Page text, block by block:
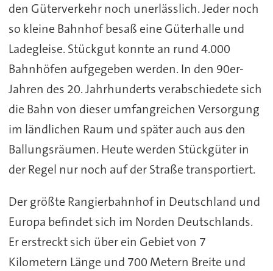
den Güterverkehr noch unerlässlich. Jeder noch
so kleine Bahnhof besaß eine Güterhalle und
Ladegleise. Stückgut konnte an rund 4.000
Bahnhöfen aufgegeben werden. In den 90er-
Jahren des 20. Jahrhunderts verabschiedete sich
die Bahn von dieser umfangreichen Versorgung
im ländlichen Raum und später auch aus den
Ballungsräumen. Heute werden Stückgüter in
der Regel nur noch auf der Straße transportiert.
Der größte Rangierbahnhof in Deutschland und
Europa befindet sich im Norden Deutschlands.
Er erstreckt sich über ein Gebiet von 7
Kilometern Länge und 700 Metern Breite und